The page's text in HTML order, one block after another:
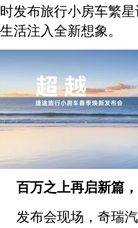
时发布旅行小房车繁
生活注入全新想象。
百万之上再启新篇
发布会现场，奇瑞